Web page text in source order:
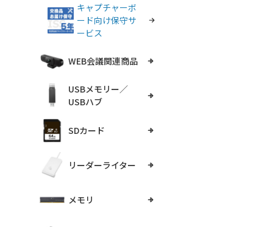
キャプチャーボ
ード向け保守サ
ービス
WEB会議関連商品
USBメモリー／
USBハブ
SDカード
リーダーライター
メモリ